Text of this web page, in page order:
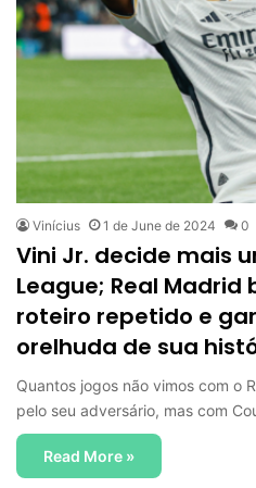
Vinícius 1 de June de 2024 0
Vini Jr. decide mais
League; Real Madrid
roteiro repetido e
orelhuda de sua
Quantos jogos não vimos com o
pelo seu adversário, mas com
Read More »